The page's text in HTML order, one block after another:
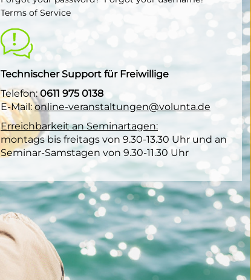
Terms of Service
Technischer Support für Freiwillige
Telefon:0611 975 0138
E-Mail:online-veranstaltungen@volunta.de
Erreichbarkeit an Seminartagen:
montags bis freitags von 9.30-13.30 Uhr und an
Seminar-Samstagen von 9.30-11.30 Uhr